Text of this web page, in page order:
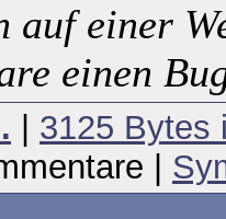
auf einer
einen
3125 Bytes
|